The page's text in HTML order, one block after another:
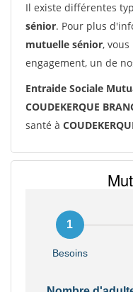
Il existe différentes
sénior. Pour plus
mutuelle sénior, vous
engagement, un de
Entraide Sociale
COUDEKERQUE
santé à